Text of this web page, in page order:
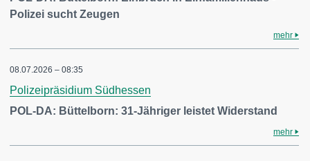
Polizei sucht Zeugen
mehr
08.07.2026 – 08:35
Polizeipräsidium Südhessen
POL-DA: Büttelborn: 31-Jähriger leistet Widerstand
mehr